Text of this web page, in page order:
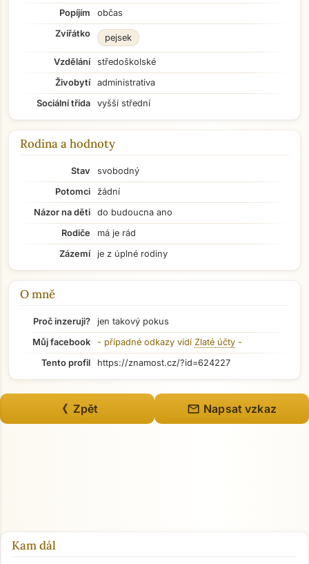
Přejít na hlavní obsah
Popíjím
občas
Zvířátko
pejsek
Vzdělání
středoškolské
Živobytí
administrativa
Sociální třída
vyšší střední
Rodina a hodnoty
Stav
svobodný
Potomci
žádní
Názor na děti
do budoucna ano
Rodiče
má je rád
Zázemí
je z úplné rodiny
O mně
Proč inzeruji?
jen takový pokus
Můj facebook
- případné odkazy vidí Zlaté účty -
Tento profil
https://znamost.cz/?id=624227
《 Zpět mail Napsat vzkaz
Kam dál